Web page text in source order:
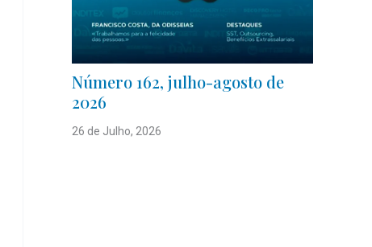
Número 162, julho-agosto de
2026
26 de Julho, 2026